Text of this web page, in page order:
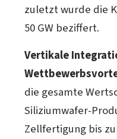
zuletzt wurde die
50 GW beziffert.
Vertikale
die gesamte
Siliziumwafer-
Zellfertigung bis